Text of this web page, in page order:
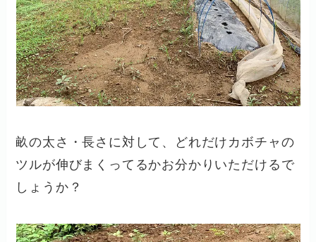
畝の太さ・長さに対して、どれだけカボチャの
ツルが伸びまくってるかお分かりいただけるで
しょうか？